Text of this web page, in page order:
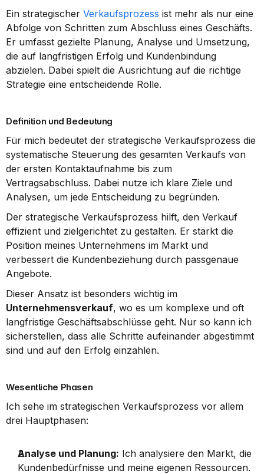
Ein strategischer Verkaufsprozess ist mehr als nur eine
Abfolge von Schritten zum Abschluss eines Geschäfts.
Er umfasst gezielte Planung, Analyse und Umsetzung,
die auf langfristigen Erfolg und Kundenbindung
abzielen. Dabei spielt die Ausrichtung auf die richtige
Strategie eine entscheidende Rolle.
Definition und Bedeutung
Für mich bedeutet der strategische Verkaufsprozess die
systematische Steuerung des gesamten Verkaufs von
der ersten Kontaktaufnahme bis zum
Vertragsabschluss. Dabei nutze ich klare Ziele und
Analysen, um jede Entscheidung zu begründen.
Der strategische Verkaufsprozess hilft, den Verkauf
effizient und zielgerichtet zu gestalten. Er stärkt die
Position meines Unternehmens im Markt und
verbessert die Kundenbeziehung durch passgenaue
Angebote.
Unternehmensverkauf, wo es um komplexe und oft
langfristige Geschäftsabschlüsse geht. Nur so kann ich
sicherstellen, dass alle Schritte aufeinander abgestimmt
sind und auf den Erfolg einzahlen.
Wesentliche Phasen
Ich sehe im strategischen Verkaufsprozess vor allem
drei Hauptphasen:
Analyse und Planung: Ich analysiere den Markt, die
Kundenbedürfnisse und meine eigenen Ressourcen.